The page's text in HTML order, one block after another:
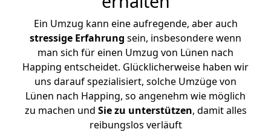
Ein Umzug kann eine aufregende, aber auch
stressige Erfahrung sein, insbesondere wenn
man sich für einen Umzug von Lünen nach
Happing entscheidet. Glücklicherweise haben wir
uns darauf spezialisiert, solche Umzüge von
Lünen nach Happing, so angenehm wie möglich
zu machen und Sie zu unterstützen, damit alles
reibungslos verläuft